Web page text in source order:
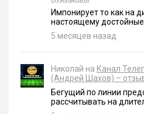
Импонирует то как на
настоящему достойные
5 месяцев назад
Николай на Канал
(Андрей Шахов) –
Бегущий по линии
рассчитывать на